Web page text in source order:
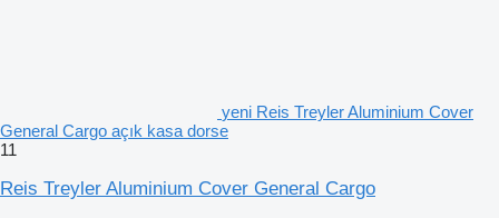
yeni Reis Treyler Aluminium Cover
General Cargo açık kasa dorse
11
Reis Treyler Aluminium Cover General Cargo